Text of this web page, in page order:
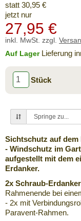
statt 30,95 €
jetzt nur
27,95 €
inkl. MwSt. zzgl.
Auf LagerLieferung
Stück
Sichtschutz auf dem
- Windschutz im
aufgestellt mit dem
Erdanker.
2x Schraub-Erdanker
Rahmenende bei
- 2x mit
Paravent-Rahmen.